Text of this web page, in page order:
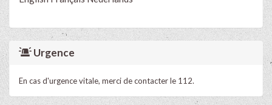
Urgence
En cas d'urgence vitale, merci de contacter le 112.